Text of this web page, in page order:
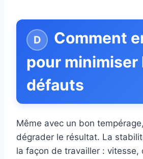
Comment
pour minimiser
défauts
Même avec un bon
dégrader le résultat. La
la façon de travailler : vitesse,